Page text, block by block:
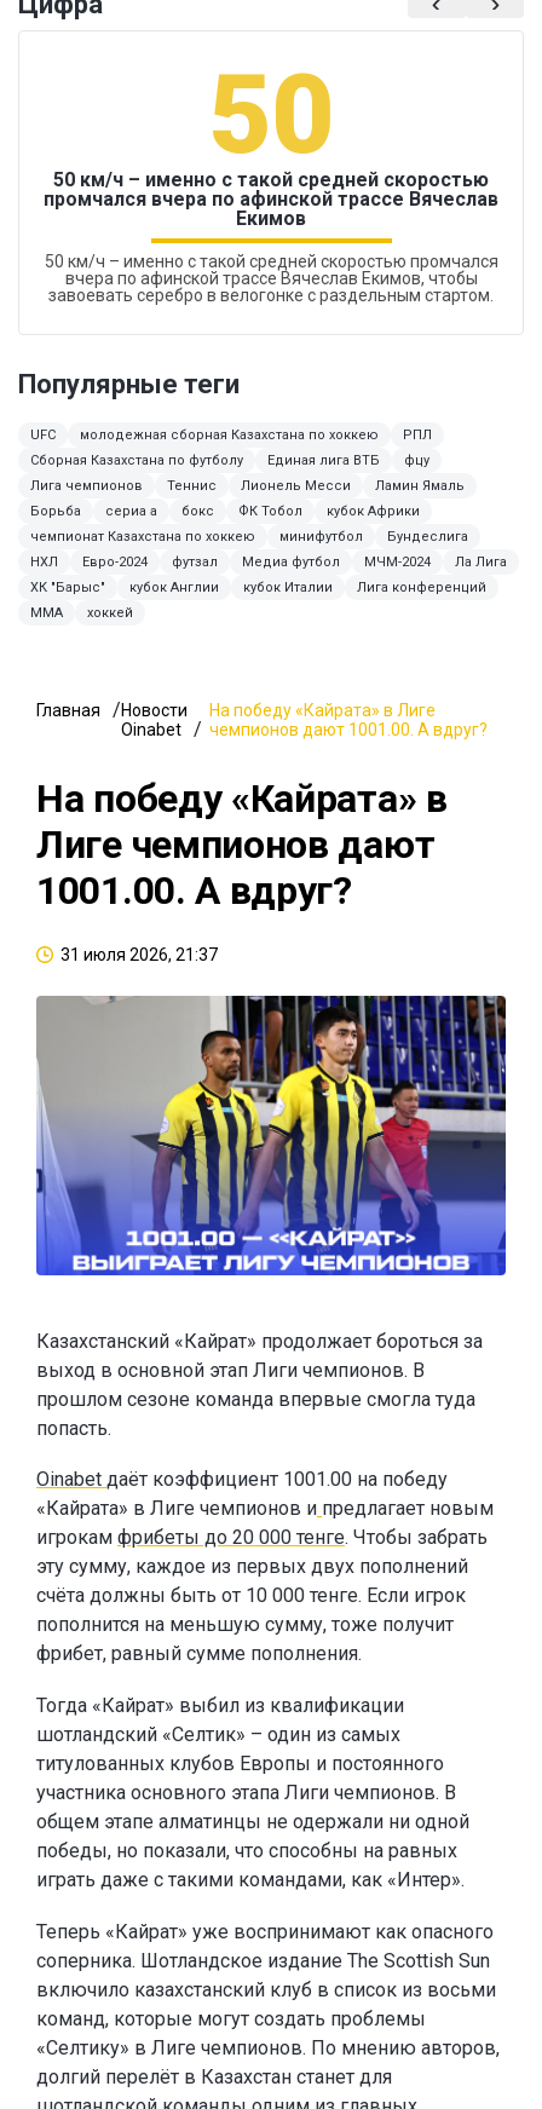
50
50 км/ч – именно с такой средней скоростью
промчался вчера по афинской трассе Вячеслав
Екимов
50 км/ч – именно с такой средней скоростью промчался
вчера по афинской трассе Вячеслав Екимов, чтобы
завоевать серебро в велогонке с раздельным стартом.
Популярные теги
UFC молодежная сборная Казахстана по хоккею
РПЛ
Сборная Казахстана по футболу
Единая лига ВТБ
фцу
Лига чемпионов
Теннис Лионель Месси
Ламин Ямаль
Борьба
сериа а бокс ФК Тобол
кубок Африки
чемпионат Казахстана по хоккею
минифутбол
Бундеслига
НХЛ
Евро-2024 футзал Медиа футбол МЧМ-2024
Ла Лига
ХК "Барыс"
кубок Англии кубок Италии
Лига конференций
MMA
хоккей
Главная
Новости
Oinabet
На победу «Кайрата» в Лиге
чемпионов дают 1001.00. А вдруг?
На победу «Кайрата» в
Лиге чемпионов дают
1001.00. А вдруг?
31 июля 2026, 21:37
Казахстанский «Кайрат» продолжает бороться за
выход в основной этап Лиги чемпионов. В
прошлом сезоне команда впервые смогла туда
попасть.
Oinabet даёт коэффициент 1001.00 на победу
«Кайрата» в Лиге чемпионов и предлагает новым
игрокам фрибеты до 20 000 тенге. Чтобы забрать
эту сумму, каждое из первых двух пополнений
счёта должны быть от 10 000 тенге. Если игрок
пополнится на меньшую сумму, тоже получит
фрибет, равный сумме пополнения.
Тогда «Кайрат» выбил из квалификации
шотландский «Селтик» – один из самых
титулованных клубов Европы и постоянного
участника основного этапа Лиги чемпионов. В
общем этапе алматинцы не одержали ни одной
победы, но показали, что способны на равных
играть даже с такими командами, как «Интер».
Теперь «Кайрат» уже воспринимают как опасного
соперника. Шотландское издание The Scottish Sun
включило казахстанский клуб в список из восьми
команд, которые могут создать проблемы
«Селтику» в Лиге чемпионов. По мнению авторов,
долгий перелёт в Казахстан станет для